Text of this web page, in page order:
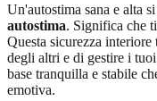
Un'autostima sana e alta
autostima. Significa che
Questa sicurezza interiore
degli altri e di gestire i
base tranquilla e stabile
emotiva.